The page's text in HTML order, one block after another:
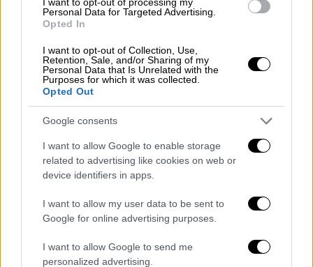
Personal Data for Targeted Advertising.
Opted In
I want to opt-out of Collection, Use,
Retention, Sale, and/or Sharing of my
Personal Data that Is Unrelated with the
Purposes for which it was collected.
Opted Out
Google consents
I want to allow Google to enable storage
related to advertising like cookies on web or
device identifiers in apps.
I want to allow my user data to be sent to
Google for online advertising purposes.
I want to allow Google to send me
personalized advertising.
Η Σελίνα Γκόμεζ αποκάλυψε ότι σκοπεύει να
δοκιμάσει κάτι «διαφορετικό» στο νέο της
άλμπουμ. Το «Lose You to Love Me» ένιωσα
ότι ήταν το καλύτερο τραγούδι που έχω
κυκλοφορήσει ποτέ, και για μερικούς
ανθρώπους δεν ήταν ικανοποιητικό, είπε.
απολαμβάνουν τη μουσική μου, και για αυτό